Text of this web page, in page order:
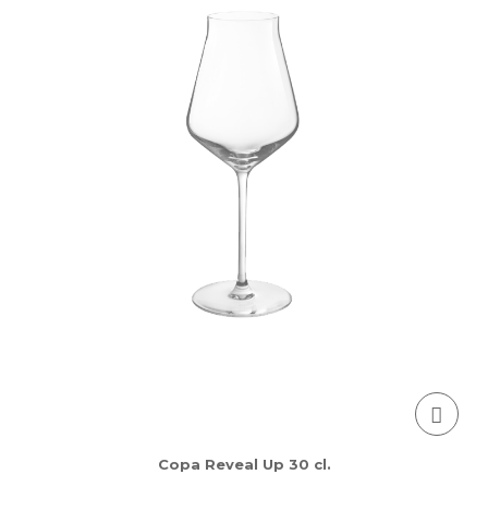
Copa Reveal Up 30 cl.